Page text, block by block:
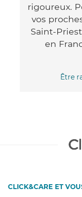
rigoureux.
vos
Saint-
en
Être
CLICK&CARE ET